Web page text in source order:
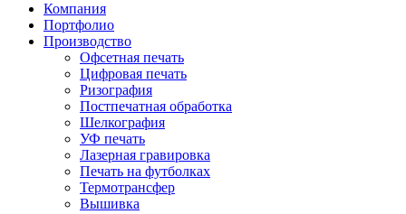
Компания
Портфолио
Производство
Офсетная печать
Цифровая печать
Ризография
Постпечатная обработка
Шелкография
УФ печать
Лазерная гравировка
Печать на футболках
Термотрансфер
Вышивка